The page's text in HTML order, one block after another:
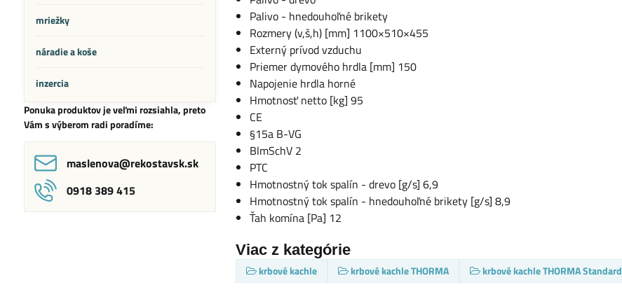
Palivo - hnedouhoľné brikety
Rozmery (v,š,h) [mm] 1100×510×455
Externý prívod vzduchu
Priemer dymového hrdla [mm] 150
Napojenie hrdla horné
Hmotnosť netto [kg] 95
CE
§15a B-VG
BlmSchV 2
PTC
Hmotnostný tok spalín - drevo [g/s] 6,9
Hmotnostný tok spalín - hnedouhoľné brikety [g/s] 8,9
Ťah komína [Pa] 12
Viac z kategórie
krbové kachle krbové kachle THORMA krbové kachle THORMA Standard
mriežky
náradie a koše
inzercia
Ponuka produktov je veľmi rozsiahla, preto
Vám s výberom radi poradíme:
maslenova​@rekostavsk​.sk
0918 389 415